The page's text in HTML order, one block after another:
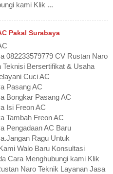
kami Klik ...
Pakal Surabaya
082233579779 CV Rustan Naro
Teknisi Bersertifikat & Usaha
Cuci AC
Pasang AC
Bongkar Pasang AC
Isi Freon AC
Tambah Freon AC
Pengadaan AC Baru
Ragu Untuk
Walo Baru Konsultasi
Cara Menghubungi kami Klik
Naro Teknik Layanan Jasa